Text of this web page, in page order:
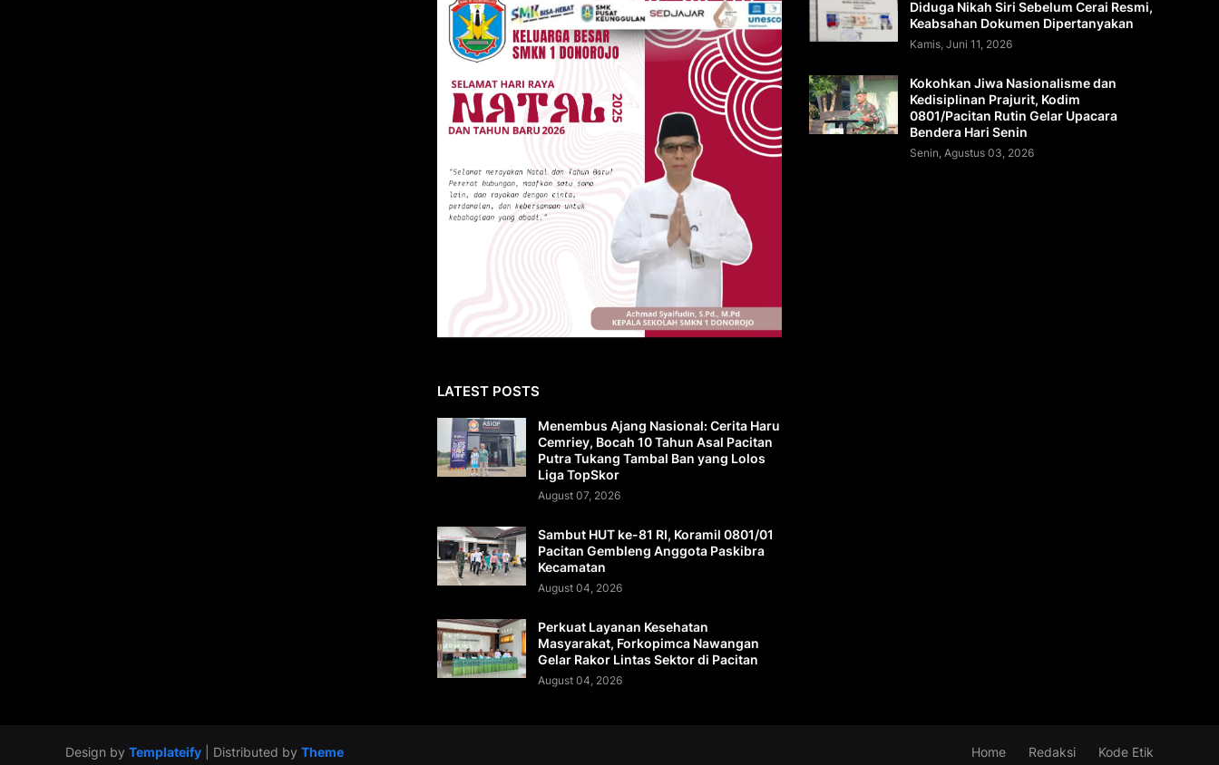
LATEST POSTS
Menembus Ajang Nasional: Cerita Haru
Cemriey, Bocah 10 Tahun Asal Pacitan
Putra Tukang Tambal Ban yang Lolos
Liga TopSkor
August 07, 2026
Sambut HUT ke-81 RI, Koramil 0801/01
Pacitan Gembleng Anggota Paskibra
Kecamatan
August 04, 2026
Perkuat Layanan Kesehatan
Masyarakat, Forkopimca Nawangan
Gelar Rakor Lintas Sektor di Pacitan
August 04, 2026
Diduga Nikah Siri Sebelum Cerai Resmi,
Keabsahan Dokumen Dipertanyakan
Kamis, Juni 11, 2026
Kokohkan Jiwa Nasionalisme dan
Kedisiplinan Prajurit, Kodim
0801/Pacitan Rutin Gelar Upacara
Bendera Hari Senin
Senin, Agustus 03, 2026
Design by Templateify | Distributed by Theme Home Redaksi Kode Etik